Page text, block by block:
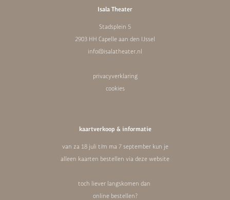
Isala Theater
Stadsplein 5
2903 HH Capelle aan den IJssel
info@isalatheater.nl
privacyverklaring
cookies
kaartverkoop & informatie
van za 18 juli t/m ma 7 september kun je
alleen kaarten bestellen via deze website
toch liever langskomen dan
online bestellen?